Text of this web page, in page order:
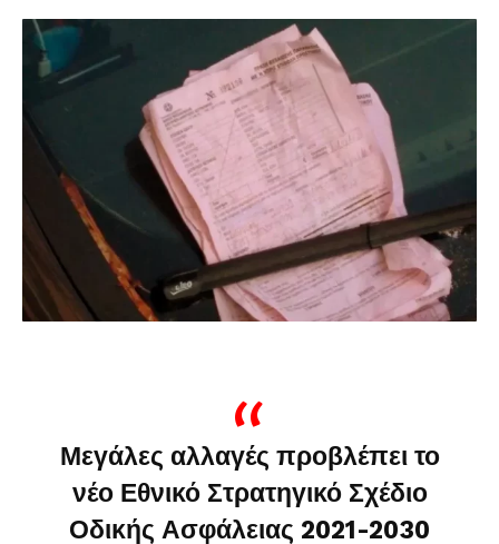
Μεγάλες αλλαγές προβλέπει το
νέο Εθνικό Στρατηγικό Σχέδιο
Οδικής Ασφάλειας 2021-2030